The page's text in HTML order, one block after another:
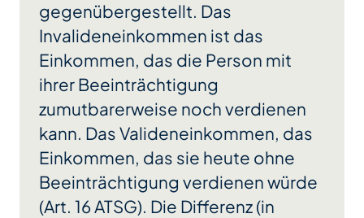
gegenübergestellt. Das
Invalideneinkommen ist das
Einkommen, das die Person mit
ihrer Beeinträchtigung
zumutbarerweise noch verdienen
kann. DasValideneinkommen, das
Einkommen, das sie heute ohne
Beeinträchtigung verdienen würde
(Art. 16 ATSG). Die Differenz (in